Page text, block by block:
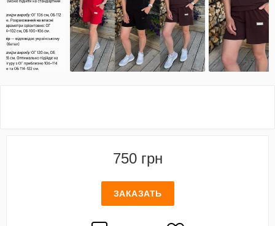
750 грн
ЗАКАЗАТЬ